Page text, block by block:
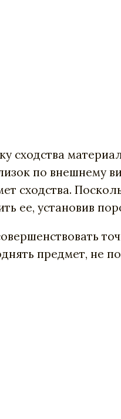
сходства
по внешнему
сходства.
ее, установив
предмет, не